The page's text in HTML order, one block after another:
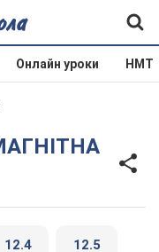
Онлайн уроки НМТ
12.4 12.5